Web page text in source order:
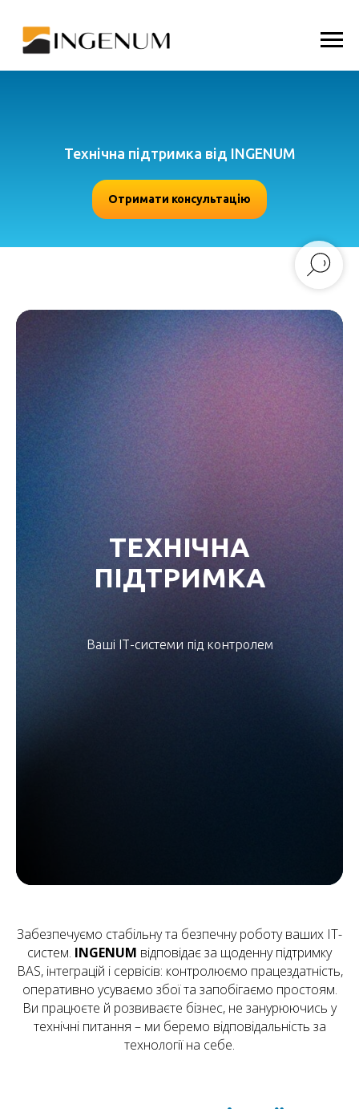
Технічна підтримка від INGENUM
Отримати консультацію
ТЕХНІЧНА
ПІДТРИМКА
Ваші ІТ-системи під контролем
Забезпечуємо стабільну та безпечну роботу ваших ІТ-
систем. INGENUM відповідає за щоденну підтримку
BAS, інтеграцій і сервісів: контролюємо працездатність,
оперативно усуваємо збої та запобігаємо простоям.
Ви працюєте й розвиваєте бізнес, не занурюючись у
технічні питання – ми беремо відповідальність за
технології на себе.